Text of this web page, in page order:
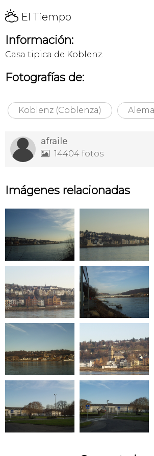
H El Tiempo
Información:
Casa tipica de Koblenz.
Fotografías de:
Koblenz (Coblenza)
afraile
 14404 fotos
Imágenes relacionadas